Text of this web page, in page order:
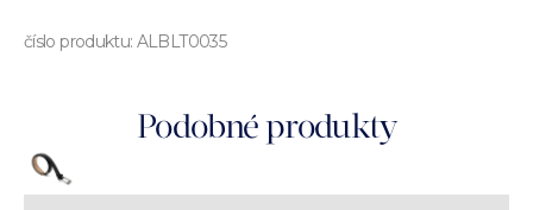
číslo produktu: ALBLT0035
Podobné produkty